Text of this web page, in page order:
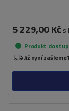
5 229,00 Kč s
Produkt
Již nyní zašleme